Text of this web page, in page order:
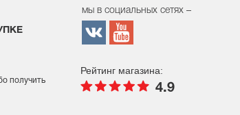
получить
мы в социальных сетях –
Рейтинг магазина:
4.9